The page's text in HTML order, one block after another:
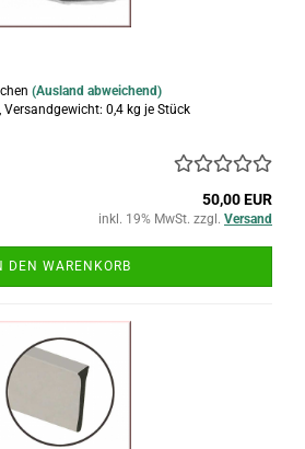
(Ausland abweichend)
Versandgewicht: 0,4 kg je Stück
50,00 EUR
inkl. 19% MwSt. zzgl. Versand
DEN WARENKORB